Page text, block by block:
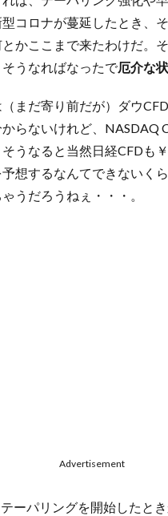
コロナが蔓延したとき、
かここまで来たわけだ。
うなればなったで厄介な
まだ寄り前だが）ダウ
らないけれど、NASDAQ
うなると当然日経CFDも
想するなんてできないく
うだろうねぇ・・・。
Advertisement
ーパリングを開始したとき